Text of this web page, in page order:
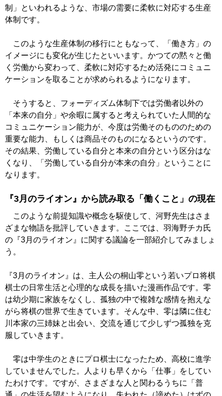
制」といわれるような、市場の需要に柔軟に対応する生産
体制です。
このような生産体制の移行にともなって、「働き方」の
イメージにも変化が生じたといいます。かつての黙々と働
く労働から変わって、柔軟に対応するため活発にコミュニ
ケーションを取ることが求められるようになります。
そうすると、フォーディズム体制下では労働者以外の
「本来の自分」や余暇に属すると考えられていた人間的な
コミュニケーション能力が、今度は労働そのもののための
重要な能力、もしくは商品そのものになるというのです。
その結果、労働している自分と本来の自分という区分はな
くなり、「労働している自分が本来の自分」ということに
なります。
『3月のライオン』から読み取る「働くこと」の現在
このような前提知識や概念を駆使して、河野先生はさま
ざまな物語を批評していきます。ここでは、羽海野チカ氏
の『3月のライオン』に関する議論を一部紹介してみましょ
う。
『3月のライオン』は、主人公の桐山零という若いプロ将棋
棋士の日常生活と心理的な成長を描いた漫画作品です。零
は幼少期に家族をなくし、孤独の中で複雑な感情を抱えな
がら将棋の世界で生きています。そんな中、零は隣に住む
川本家の三姉妹と出会い、交流を通じて少しずつ孤独を克
服していきます。
零は中学生のときにプロ棋士になったため、高校に進学
していませんでした。人よりも早くから「仕事」をしてい
たわけです。ですが、さまざまな人と関わるうちに「普